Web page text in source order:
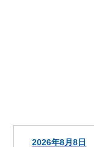
2026年8月8日